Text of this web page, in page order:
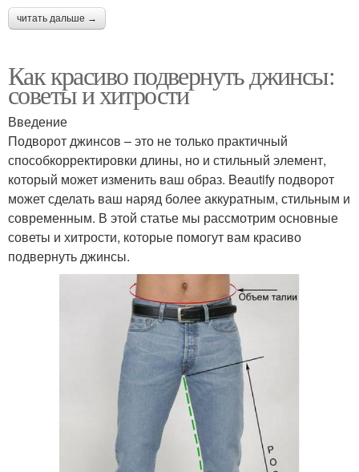
читать дальше →
Как красиво подвернуть джинсы:
советы и хитрости
Введение
Подворот джинсов – это не только практичный
способкорректировки длины, но и стильный элемент,
который может изменить ваш образ. Beautify подворот
может сделать ваш наряд более аккуратным, стильным и
современным. В этой статье мы рассмотрим основные
советы и хитрости, которые помогут вам красиво
подвернуть джинсы.